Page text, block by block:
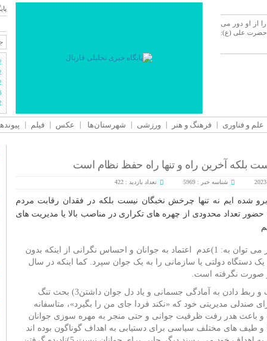
از او دور می
حضرت علی (ع):
علم و فناوری فرهنگ و هنر ورزشی شهرستان‌ها عکس فیلم
بلکه آخرین راه و تنها راه حفظ نظام است
شناسه خبر : 5969 تعداد بازدید : 422
شده ایم نه تنها چرخش نخبگان نیست بلکه در فقدان رقابت مردم
تعداد محدودی از چهره های تکراری در مناصب بالا یا مدیریت های
از علل و عوامل عدم جوانگرایی در کشور می توان به: 1)عدم اعتماد به جوانان و احساس نگرانی از اینکه بدون
دستگاه دولتی یا سازمانی را به یک جوان سپرد. کما اینکه در سال
صورت نگرفته است.
2) تفسیر نادرست از بیانیه گام دوم انقلاب و ربط دادن به آمادگی جسمانی و یاد دل جوان داشتن3) بحث تنگ
مدیریتی خود که «نکند فردا جای من را بگیرد»، متاسفانه
و باعث هدر رفت ظرفیت جوانی و حتی منجر به مهره سوزی جوانان
جناح ها و طیف های مختلف سیاسی برای دستیابی به اهداف گوناگون بوده اند